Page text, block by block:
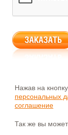
Нажав на
персональных
соглашение
Так же вы